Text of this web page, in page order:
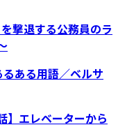
撃退する公務員のラ
るある用語／ベルサ
】エレベーターから